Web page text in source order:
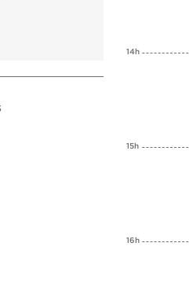
14h
15h
16h